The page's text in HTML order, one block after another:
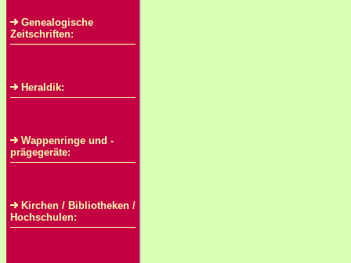
Genealogische
Zeitschriften:
Heraldik:
Wappenringe und -
prägegeräte:
Kirchen / Bibliotheken /
Hochschulen: